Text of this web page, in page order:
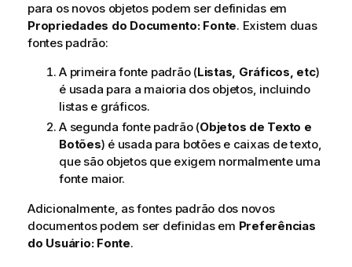
para os novos objetos podem ser definidas em
Propriedades do Documento: Fonte. Existem duas
fontes padrão:
A primeira fonte padrão (Listas, Gráficos, etc)
é usada para a maioria dos objetos, incluindo
listas e gráficos.
A segunda fonte padrão (Objetos de Texto e
Botões) é usada para botões e caixas de texto,
que são objetos que exigem normalmente uma
fonte maior.
Adicionalmente, as fontes padrão dos novos
documentos podem ser definidas em Preferências
do Usuário: Fonte.